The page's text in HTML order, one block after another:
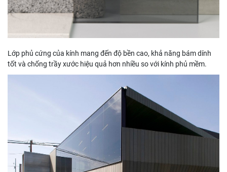
Lớp phủ cứng của kính mang đến độ bền cao, khả năng bám dính
tốt và chống trầy xước hiệu quả hơn nhiều so với kính phủ mềm.